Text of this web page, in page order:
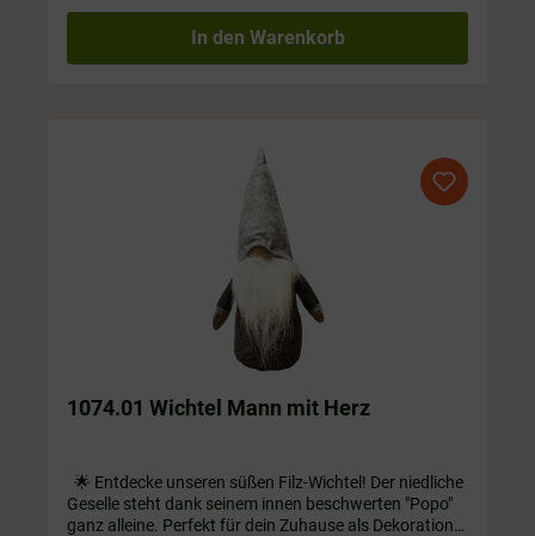
In den Warenkorb
1074.01 Wichtel Mann mit Herz
🌟 Entdecke unseren süßen Filz-Wichtel! Der niedliche
Geselle steht dank seinem innen beschwerten "Popo"
ganz alleine. Perfekt für dein Zuhause als Dekoration